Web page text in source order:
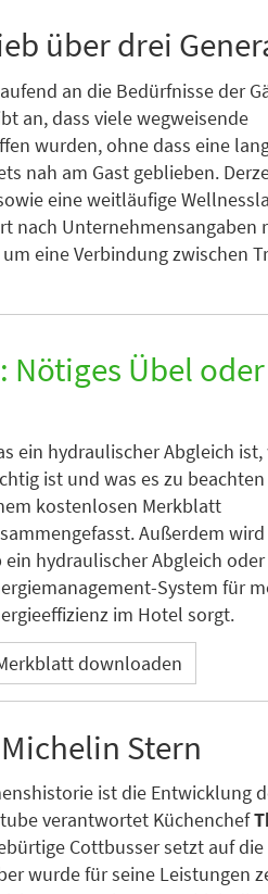
über drei
an die Bedürfnisse der
an, dass viele wegweisende
wurden, ohne dass eine
nah am Gast geblieben.
eine weitläufige
nach Unternehmensangaben
eine Verbindung zwischen
Nötiges Übel oder
ein hydraulischer Abgleich
ist und was es zu
kostenlosen Merkblatt
Außerdem
ein hydraulischer Abgleich
System für
im Hotel sorgt.
downloaden
Stern
ist die Entwicklung
verantwortet Küchenchef
Cottbusser setzt auf die
wurde für seine Leistungen